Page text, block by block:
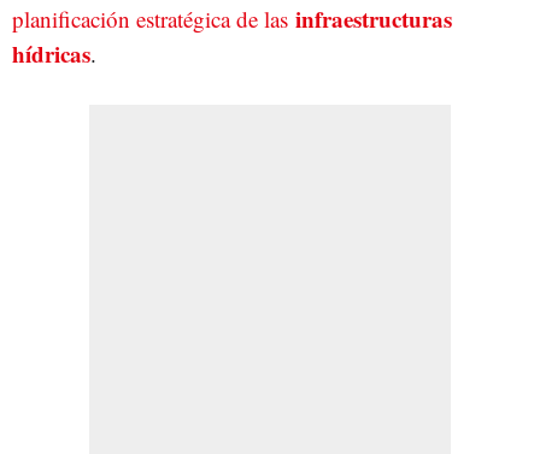
planificación estratégica de las infraestructuras
hídricas.